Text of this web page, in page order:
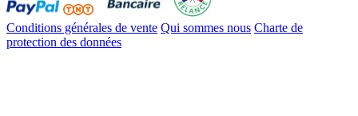
Conditions générales de vente Qui sommes nous Charte de
protection des données